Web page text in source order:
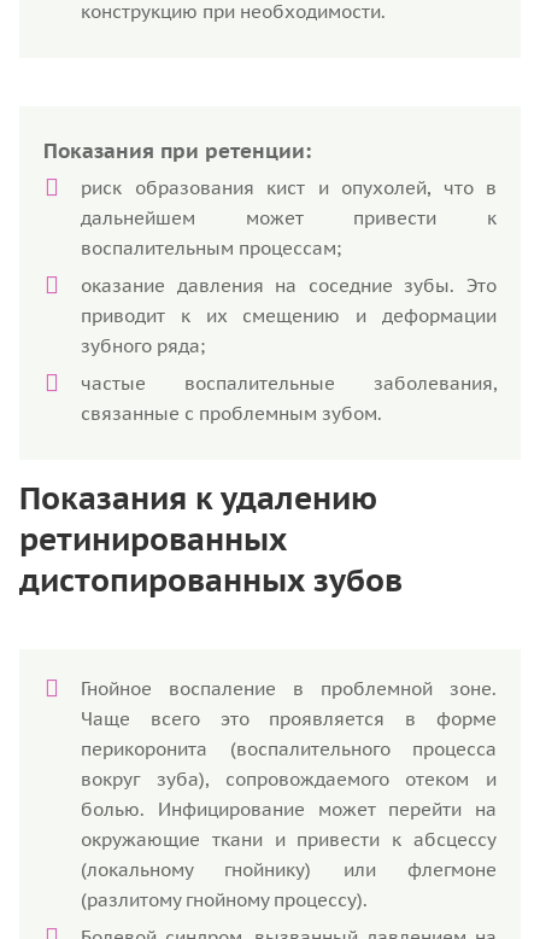
конструкцию при необходимости.
Показания при ретенции:
риск образования кист и опухолей, что в
дальнейшем может привести к
воспалительным процессам;
оказание давления на соседние зубы. Это
приводит к их смещению и деформации
зубного ряда;
частые воспалительные заболевания,
связанные с проблемным зубом.
Показания к удалению
ретинированных
дистопированных зубов
Гнойное воспаление в проблемной зоне.
Чаще всего это проявляется в форме
перикоронита (воспалительного процесса
вокруг зуба), сопровождаемого отеком и
болью. Инфицирование может перейти на
окружающие ткани и привести к абсцессу
(локальному гнойнику) или флегмоне
(разлитому гнойному процессу).